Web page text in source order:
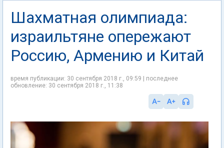
Шахматная олимпиада:
израильтяне опережают
Россию, Армению и Китай
время публикации: 30 сентября 2018 г., 09:59 | последнее
обновление: 30 сентября 2018 г., 11:38